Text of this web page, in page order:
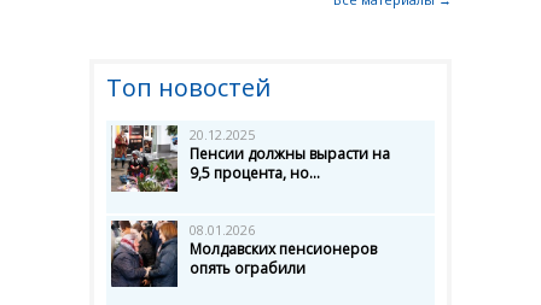
Топ новостей
20.12.2025
Пенсии должны вырасти на
9,5 процента, но...
08.01.2026
Молдавских пенсионеров
опять ограбили